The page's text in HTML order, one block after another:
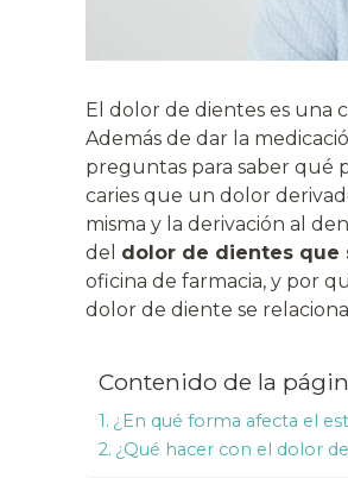
El dolor de dientes es una
Además de dar la
preguntas para saber qué
caries que un dolor
misma y la derivación al
del dolor de dientes que
oficina de farmacia, y por
dolor de diente se
Contenido de la
¿En qué forma afecta el
¿Qué hacer con el dolor